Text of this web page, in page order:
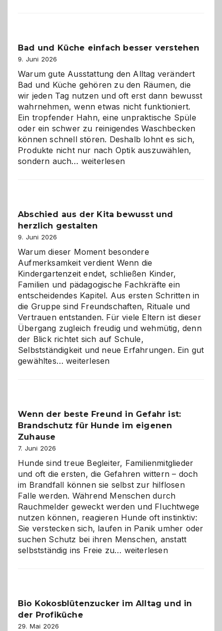
Bad und Küche einfach besser verstehen
9. Juni 2026
Warum gute Ausstattung den Alltag verändert
Bad und Küche gehören zu den Räumen, die
wir jeden Tag nutzen und oft erst dann bewusst
wahrnehmen, wenn etwas nicht funktioniert.
Ein tropfender Hahn, eine unpraktische Spüle
oder ein schwer zu reinigendes Waschbecken
können schnell stören. Deshalb lohnt es sich,
Produkte nicht nur nach Optik auszuwählen,
sondern auch… Bad
verstehen
weiterlesen
Abschied aus der Kita bewusst und
herzlich gestalten
9. Juni 2026
Warum dieser Moment besondere
Aufmerksamkeit verdient Wenn die
Kindergartenzeit endet, schließen Kinder,
Familien und pädagogische Fachkräfte ein
entscheidendes Kapitel. Aus ersten Schritten in
die Gruppe sind Freundschaften, Rituale und
Vertrauen entstanden. Für viele Eltern ist dieser
Übergang zugleich freudig und wehmütig, denn
der Blick richtet sich auf Schule,
Selbstständigkeit und neue Erfahrungen. Ein gut
gewähltes…Abschied
und
herzlich
weiterlesen
Wenn der beste Freund in Gefahr ist:
Brandschutz für Hunde im eigenen
Zuhause
7. Juni 2026
Hunde sind treue Begleiter, Familienmitglieder
und oft die ersten, die Gefahren wittern – doch
im Brandfall können sie selbst zur hilflosen
Falle werden. Während Menschen durch
Rauchmelder geweckt werden und Fluchtwege
nutzen können, reagieren Hunde oft instinktiv:
Sie verstecken sich, laufen in Panik umher oder
suchen Schutz bei ihren Menschen, anstatt
selbstständig ins Freie zu… Wenn
Gefahr
weiterlesen
Bio Kokosblütenzucker im Alltag und in
der Profiküche
29. Mai 2026